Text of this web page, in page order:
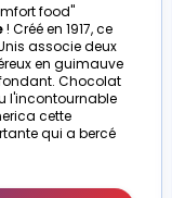
food"
! Créé en 1917, ce
associe deux
en guimauve
Chocolat
l'incontournable
cette
qui a bercé